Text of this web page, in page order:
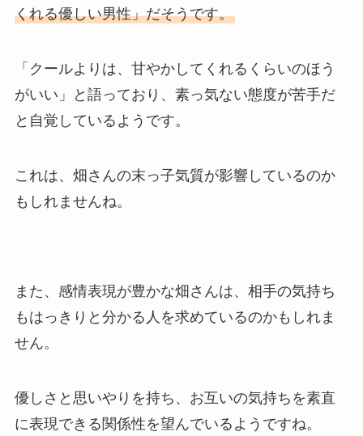
くれる優しい男性」だそうです。
「クールよりは、甘やかしてくれるくらいのほう
がいい」と語っており、素っ気ない態度が苦手だ
と自覚しているようです。
これは、畑さんの末っ子気質が影響しているのか
もしれませんね。
また、感情表現が豊かな畑さんは、相手の気持ち
もはっきりと分かる人を求めているのかもしれま
せん。
優しさと思いやりを持ち、お互いの気持ちを素直
に表現できる関係性を望んでいるようですね。